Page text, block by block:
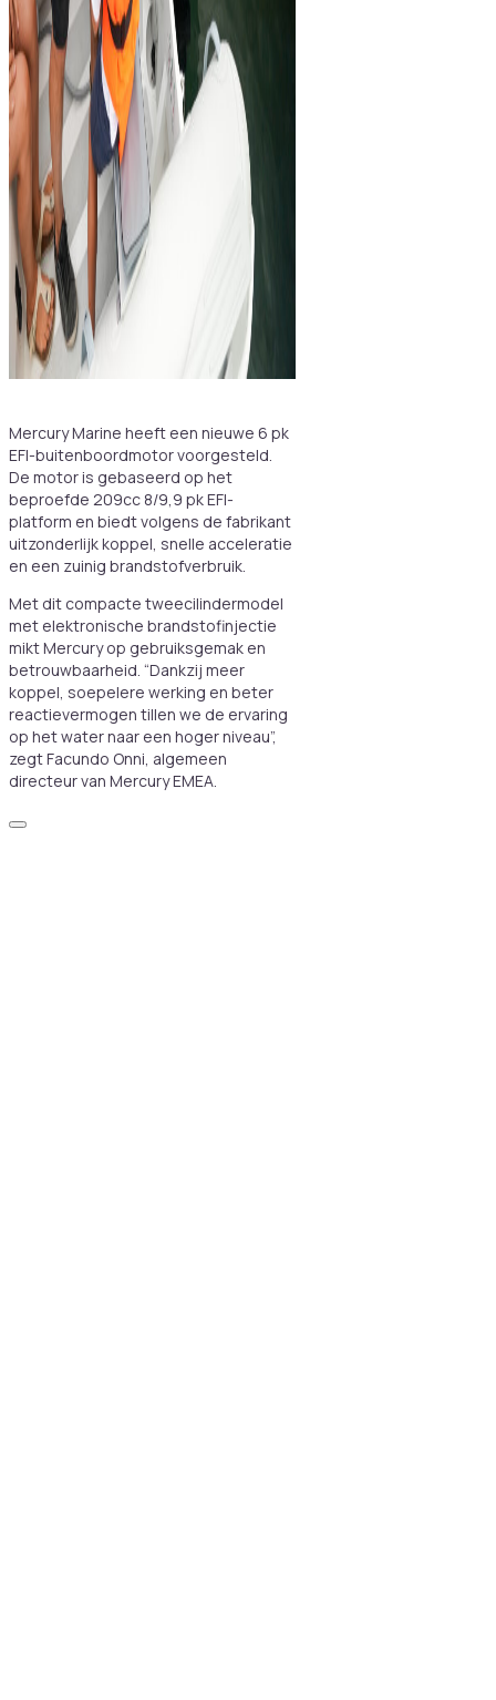
Mercury Marine heeft een nieuwe 6 pk
EFI-buitenboordmotor voorgesteld.
De motor is gebaseerd op het
beproefde 209cc 8/9,9 pk EFI-
platform en biedt volgens de fabrikant
uitzonderlijk koppel, snelle acceleratie
en een zuinig brandstofverbruik.
Met dit compacte tweecilindermodel
met elektronische brandstofinjectie
mikt Mercury op gebruiksgemak en
betrouwbaarheid. “Dankzij meer
koppel, soepelere werking en beter
reactievermogen tillen we de ervaring
op het water naar een hoger niveau”,
zegt Facundo Onni, algemeen
directeur van Mercury EMEA.